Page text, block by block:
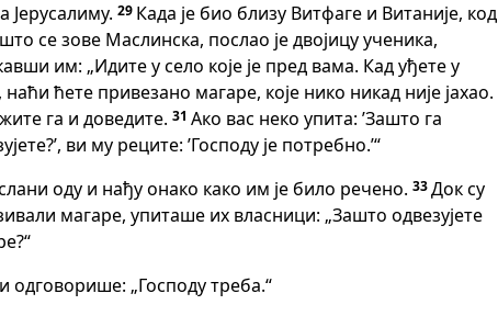
Јерусалиму. 29 Када је био близу Витфаге и Витаније, код
се зове Маслинска, послао је двојицу ученика,
им: „Идите у село које је пред вама. Кад уђете у
ћете привезано магаре, које нико никад није јахао.
га и доведите. 31 Ако вас неко упита: ’Зашто га
ви му реците: ’Господу је потребно.’“
оду и нађу онако како им је било речено. 33Док су
магаре, упиташе их власници: „Зашто одвезујете
одговорише: „Господу треба.“